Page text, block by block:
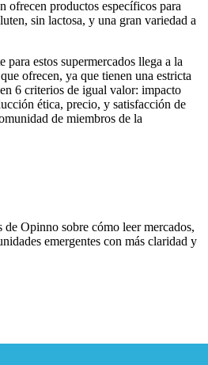
ofrecen productos específicos para
sin lactosa, y una gran variedad a
estos supermercados llega a la
ofrecen, ya que tienen una estricta
6 criterios de igual valor: impacto
ética, precio, y satisfacción de
de miembros de la
Opinno sobre cómo leer mercados,
emergentes con más claridad y